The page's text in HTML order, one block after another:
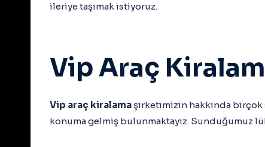
ileriye taşımak istiyoruz.
Vip Araç
Vip araç kiralamaşirketimizin hakkında birçok
konuma gelmiş bulunmaktayız. Sunduğumuz